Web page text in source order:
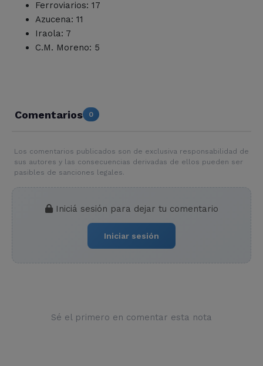
Ferroviarios: 17
Azucena: 11
Iraola: 7
C.M. Moreno: 5
Comentarios 0
Los comentarios publicados son de exclusiva responsabilidad de
sus autores y las consecuencias derivadas de ellos pueden ser
pasibles de sanciones legales.
Iniciá sesión para dejar tu comentario
Iniciar sesión
Sé el primero en comentar esta nota